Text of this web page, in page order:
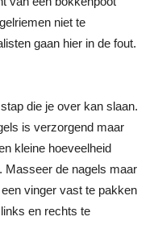
niet te
gaan hier in de fout.
die je over kan slaan.
is verzorgend maar
kleine hoeveelheid
Masseer de nagels maar
vinger vast te pakken
en rechts te